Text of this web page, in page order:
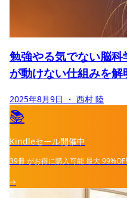
勉強やる気でない脳
が動けない仕組みを解
2025年8月9日 ・ 西村 陸
📚
Kindleセール開催中
39冊がお得に購入可能最大
→